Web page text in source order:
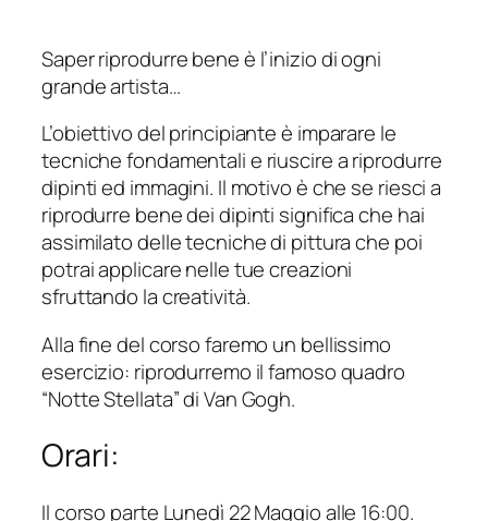
Saper riprodurre bene è l’inizio di ogni
grande artista…
L’obiettivo del principiante è imparare le
tecniche fondamentali e riuscire a riprodurre
dipinti ed immagini. Il motivo è che se riesci a
riprodurre bene dei dipinti significa che hai
assimilato delle tecniche di pittura che poi
potrai applicare nelle tue creazioni
sfruttando la creatività.
Alla fine del corso faremo un bellissimo
esercizio: riprodurremo il famoso quadro
“Notte Stellata” di Van Gogh.
Orari:
Il corso parte Lunedì 22 Maggio alle 16:00.